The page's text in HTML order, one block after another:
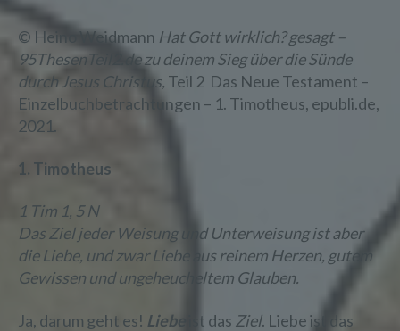
© Heino Weidmann Hat Gott wirklich? gesagt –
95ThesenTeil2.de zu deinem Sieg über die Sünde
durch Jesus Christus, Teil 2 Das Neue Testament –
Einzelbuchbetrachtungen – 1. Timotheus, epubli.de,
2021.
1. Timotheus
1 Tim 1, 5 N
Das Ziel jeder Weisung und Unterweisung ist aber
die Liebe, und zwar Liebe aus reinem Herzen, gutem
Gewissen und ungeheucheltem Glauben.
Ja, darum geht es! Liebe ist das Ziel. Liebe ist das